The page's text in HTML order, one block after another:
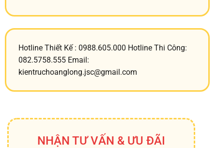
Hotline Thiết Kế : 0988.605.000 Hotline Thi Công:
082.5758.555 Email:
kientruchoanglong.jsc@gmail.com
NHẬN TƯ VẤN & ƯU ĐÃI